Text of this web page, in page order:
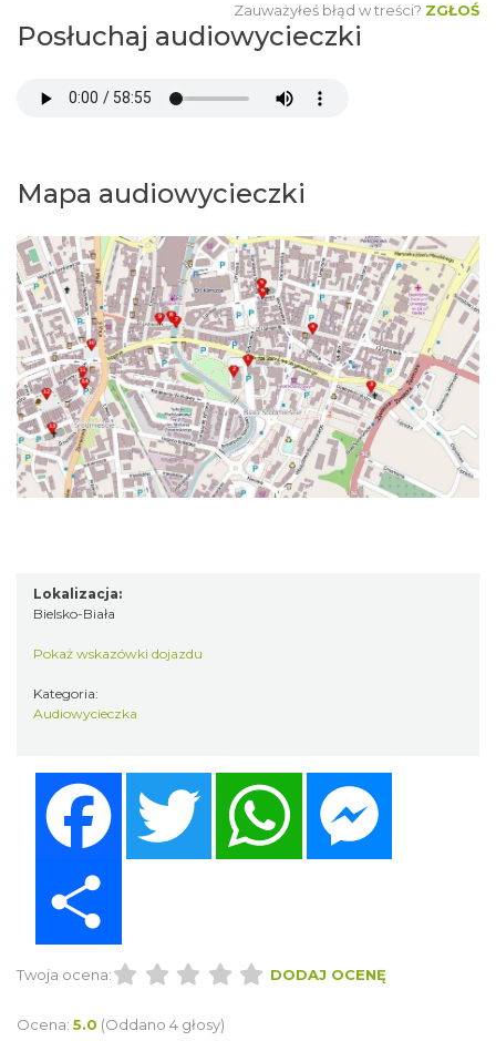
Zauważyłeś błąd w treści? ZGŁOŚ
Posłuchaj audiowycieczki
Mapa audiowycieczki
Lokalizacja:
Bielsko-Biała
Pokaż wskazówki dojazdu
Kategoria:
Audiowycieczka
Twitter WhatsApp
Twoja ocena: DODAJ OCENĘ
Ocena: 5.0 (Oddano 4 głosy)